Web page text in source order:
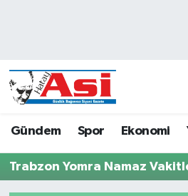
Gündem Spor Ekonomi
Trabzon Yomra Namaz
Dünya
Eğitim
Ekonomi
Trafik Durumu
Süper Lig Puan Durumu ve
Tüm Manşetler